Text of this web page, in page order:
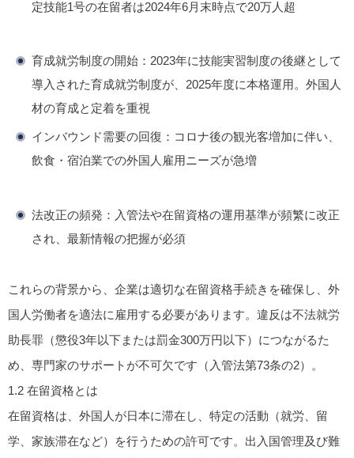
定技能1号の在留者は2024年6月末時点で20万人超
育成就労制度の開始 ：2023年に技能実習制度の後継として
導入された育成就労制度が、2025年度に本格運用。外国人
材の育成と定着を重視
インバウンド需要の回復 ：コロナ後の観光客増加に伴い、
飲食・宿泊業での外国人雇用ニーズが急増
法改正の頻発 ：入管法や在留資格の運用基準が頻繁に改正
され、最新情報の把握が必須
これらの背景から、企業は適切な在留資格手続きを確保し、外
国人労働者を適法に雇用する必要があります。違反は不法就労
助長罪（懲役3年以下または罰金300万円以下）につながるた
め、専門家のサポートが不可欠です（入管法第73条の2）。
1.2 在留資格とは
在留資格は、外国人が日本に滞在し、特定の活動（就労、留
学、家族滞在など）を行うための許可です。出入国管理及び難